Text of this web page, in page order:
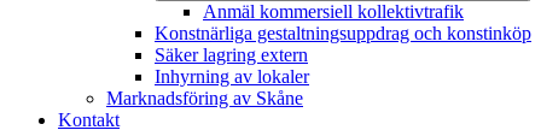
Anmäl kommersiell kollektivtrafik
Konstnärliga gestaltningsuppdrag och konstinköp
Säker lagring extern
Inhyrning av lokaler
Marknadsföring av Skåne
Kontakt